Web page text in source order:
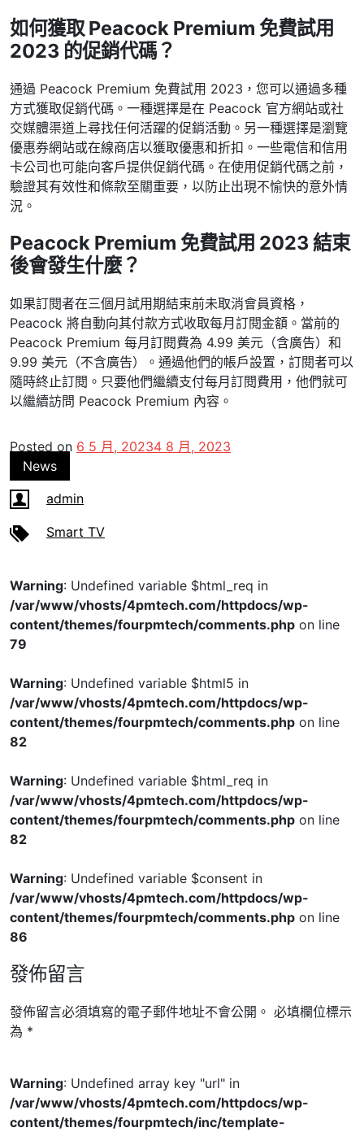
如何獲取 Peacock Premium 免費試用
2023 的促銷代碼？
通過 Peacock Premium 免費試用 2023，您可以通過多種
方式獲取促銷代碼。一種選擇是在 Peacock 官方網站或社
交媒體渠道上尋找任何活躍的促銷活動。另一種選擇是瀏覽
優惠券網站或在線商店以獲取優惠和折扣。一些電信和信用
卡公司也可能向客戶提供促銷代碼。在使用促銷代碼之前，
驗證其有效性和條款至關重要，以防止出現不愉快的意外情
況。
Peacock Premium 免費試用 2023 結束
後會發生什麼？
如果訂閱者在三個月試用期結束前未取消會員資格，
Peacock 將自動向其付款方式收取每月訂閱金額。當前的
Peacock Premium 每月訂閱費為 4.99 美元（含廣告）和
9.99 美元（不含廣告）。通過他們的帳戶設置，訂閱者可以
隨時終止訂閱。只要他們繼續支付每月訂閱費用，他們就可
以繼續訪問 Peacock Premium 內容。
Posted on 6 5 月, 20234 8 月, 2023
News
admin
Smart TV
Warning: Undefined variable $html_req in
/var/www/vhosts/4pmtech.com/httpdocs/wp-
content/themes/fourpmtech/comments.php on line
79
Warning: Undefined variable $html5 in
/var/www/vhosts/4pmtech.com/httpdocs/wp-
content/themes/fourpmtech/comments.php on line
82
Warning: Undefined variable $html_req in
/var/www/vhosts/4pmtech.com/httpdocs/wp-
content/themes/fourpmtech/comments.php on line
82
Warning: Undefined variable $consent in
/var/www/vhosts/4pmtech.com/httpdocs/wp-
content/themes/fourpmtech/comments.php on line
86
發佈留言
發佈留言必須填寫的電子郵件地址不會公開。 必填欄位標示
為 *
Warning: Undefined array key "url" in
/var/www/vhosts/4pmtech.com/httpdocs/wp-
content/themes/fourpmtech/inc/template-